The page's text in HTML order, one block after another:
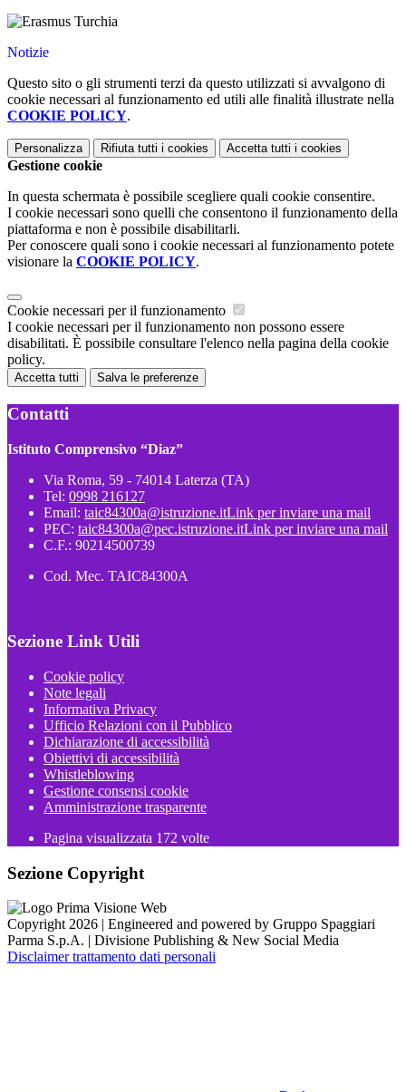
Notizie
Questo sito o gli strumenti terzi da questo utilizzati si avvalgono di
cookie necessari al funzionamento ed utili alle finalità illustrate nella
COOKIE POLICY.
Personalizza Rifiuta tutti i cookies Accetta tutti i cookies
Gestione cookie
In questa schermata è possibile scegliere quali cookie consentire.
I cookie necessari sono quelli che consentono il funzionamento della
piattaforma e non è possibile disabilitarli.
Per conoscere quali sono i cookie necessari al funzionamento potete
visionare la COOKIE POLICY.
Cookie necessari per il funzionamento
I cookie necessari per il funzionamento non possono essere
disabilitati. È possibile consultare l'elenco nella pagina della cookie
policy.
Accetta tutti Salva le preferenze
Contatti
Istituto Comprensivo “Diaz”
Via Roma, 59 - 74014 Laterza (TA)
Tel: 0998 216127
Email: taic84300a@istruzione.itLink per inviare una mail
PEC: taic84300a@pec.istruzione.itLink per inviare una mail
C.F.: 90214500739
Cod. Mec. TAIC84300A
Sezione Link Utili
Cookie policy
Note legali
Informativa Privacy
Ufficio Relazioni con il Pubblico
Dichiarazione di accessibilità
Obiettivi di accessibilità
Whistleblowing
Gestione consensi cookie
Amministrazione trasparente
Pagina visualizzata 172 volte
Sezione Copyright
Copyright 2026 | Engineered and powered by Gruppo Spaggiari
Parma S.p.A. | Divisione Publishing & New Social Media
Disclaimer trattamento dati personali